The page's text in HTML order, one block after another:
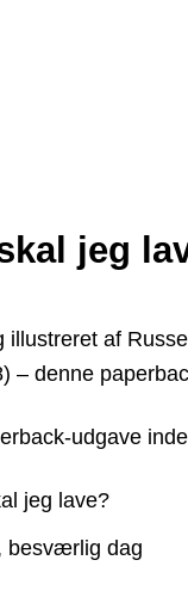
jeg
illustreret af
– denne
udgave
jeg lave?
besværlig dag